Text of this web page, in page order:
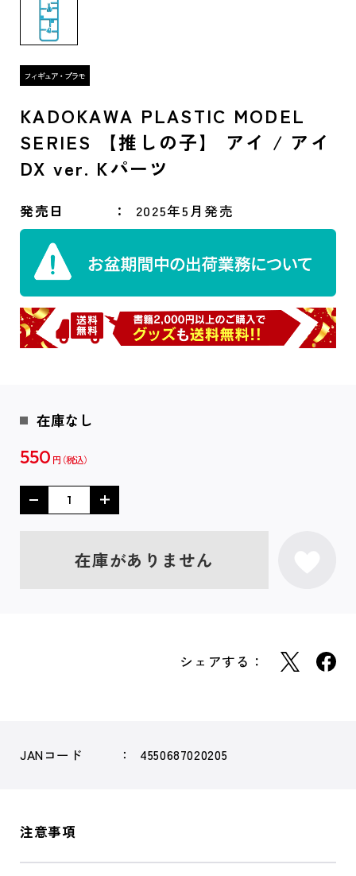
KADOKAWA PLASTIC MODEL
SERIES 【推しの子】 アイ / アイ
DX ver. Kパーツ
発売日 2025年5月発売
在庫なし
550 円
在庫がありません
シェアする：
JANコード 4550687020205
注意事項